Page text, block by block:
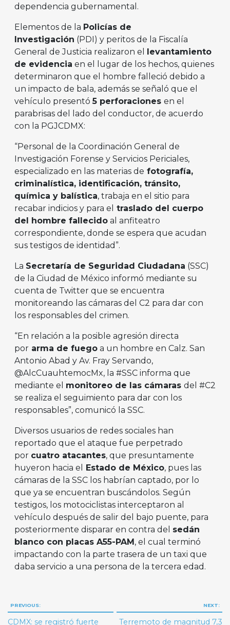
dependencia gubernamental.
Elementos de la Policías de
Investigación (PDI) y peritos de la Fiscalía
General de Justicia realizaron el
levantamiento
de evidencia en el lugar de los hechos, quienes
determinaron que el hombre falleció debido a
un impacto de bala, además se señaló que el
vehículo presentó5 perforaciones en el
parabrisas del lado del conductor, de acuerdo
con la PGJCDMX:
“Personal de la Coordinación General de
Investigación Forense y Servicios Periciales,
especializado en las materias de fotografía,
criminalística, identificación, tránsito,
química y balística, trabaja en el sitio para
recabar indicios y para el traslado del cuerpo
del hombre fallecido al anfiteatro
correspondiente, donde se espera que acudan
sus testigos de identidad”.
La Secretaría de Seguridad Ciudadana (SSC)
de la Ciudad de México informó mediante su
cuenta de Twitter que se encuentra
monitoreando las cámaras del C2 para dar con
los responsables del crimen.
“En relación a la posible agresión directa
por arma de fuego a un hombre en Calz. San
Antonio Abad y Av. Fray Servando,
@AlcCuauhtemocMx, la #SSC informa que
mediante el monitoreo de las cámaras del #C2
se realiza el seguimiento para dar con los
responsables”, comunicó la SSC.
Diversos usuarios de redes sociales han
reportado que el ataque fue perpetrado
por cuatro atacantes, que presuntamente
huyeron hacia el
Estado de México, pues las
cámaras de la SSC los habrían captado, por lo
que ya se encuentran buscándolos. Según
testigos, los motociclistas interceptaron al
vehículo después de salir del bajo puente, para
posteriormente disparar en contra del sedán
blanco con placas A55-PAM , el cual terminó
impactando con la parte trasera de un taxi que
daba servicio a una persona de la tercera edad.
Navegación
de
PREVIOUS:
CDMX: se registró fuerte
NEXT:
Terremoto de magnitud 7,3